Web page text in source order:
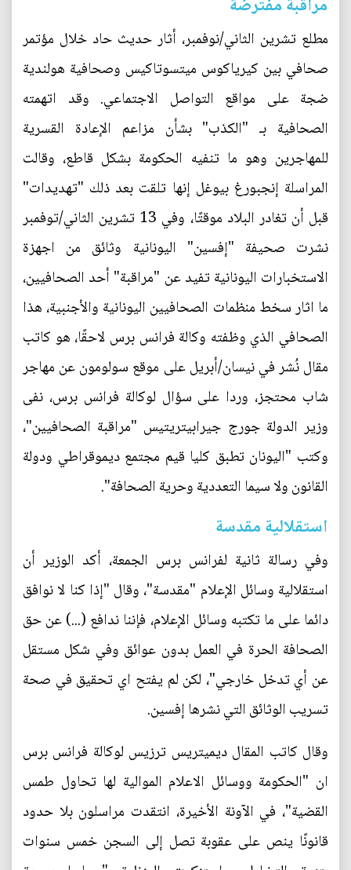
مراقبة مفترضة
مطلع تشرين الثاني/نوفمبر، أثار حديث حاد خلال مؤتمر
صحافي بين كيرياكوس ميتسوتاكيس وصحافية هولندية
ضجة على مواقع التواصل الاجتماعي. وقد اتهمته
الصحافية بـ "الكذب" بشأن مزاعم الإعادة القسرية
للمهاجرين وهو ما تنفيه الحكومة بشكل قاطع، وقالت
المراسلة إنجبورغ بيوغل إنها تلقت بعد ذلك "تهديدات"
قبل أن تغادر البلاد موقتًا، وفي 13 تشرين الثاني/توفمبر
نشرت صحيفة "إفسين" اليونانية وثائق من اجهزة
الاستخبارات اليونانية تفيد عن "مراقبة" أحد الصحافيين،
ما اثار سخط منظمات الصحافيين اليونانية والأجنبية، هذا
الصحافي الذي وظفته وكالة فرانس برس لاحقًا، هو كاتب
مقال نُشر في نيسان/أبريل على موقع سولومون عن مهاجر
شاب محتجز، وردا على سؤال لوكالة فرانس برس، نفى
وزير الدولة جورج جيرابيتريتيس "مراقبة الصحافيين"،
وكتب "اليونان تطبق كليا قيم مجتمع ديموقراطي ودولة
القانون ولا سيما التعددية وحرية الصحافة".
استقلالية مقدسة
وفي رسالة ثانية لفرانس برس الجمعة، أكد الوزير أن
استقلالية وسائل الإعلام "مقدسة"، وقال "إذا كنا لا نوافق
دائما على ما تكتبه وسائل الإعلام، فإننا ندافع (...) عن حق
الصحافة الحرة في العمل بدون عوائق وفي شكل مستقل
عن أي تدخل خارجي"، لكن لم يفتح اي تحقيق في صحة
تسريب الوثائق التي نشرها إفسين.
وقال كاتب المقال ديميتريس ترزيس لوكالة فرانس برس
ان "الحكومة ووسائل الاعلام الموالية لها تحاول طمس
القضية"، في الآونة الأخيرة، انتقدت مراسلون بلا حدود
قانونًا ينص على عقوبة تصل إلى السجن خمس سنوات